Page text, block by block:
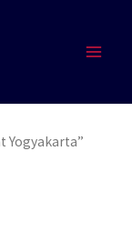
Yogyakarta”